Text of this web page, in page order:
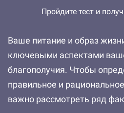
Пройдите тест и
Ваше питание и образ
ключевыми аспектами
благополучия. Чтобы
правильное и
важно рассмотреть ряд